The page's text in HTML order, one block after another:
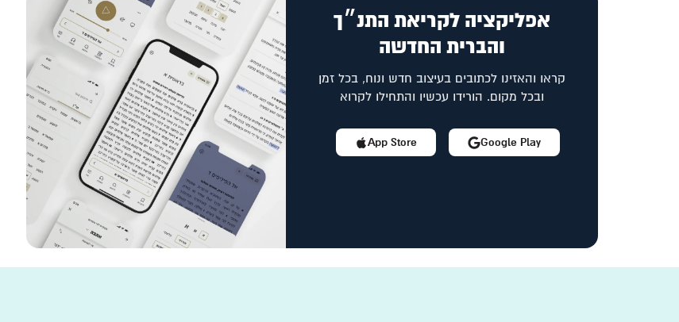
אפליקציה לקריאת התנ״ך
והברית החדשה
קראו והאזינו לכתובים בעיצוב חדש ונוח, בכל זמן
ובכל מקום. הורידו עכשיו והתחילו לקרוא
App Store Google Play